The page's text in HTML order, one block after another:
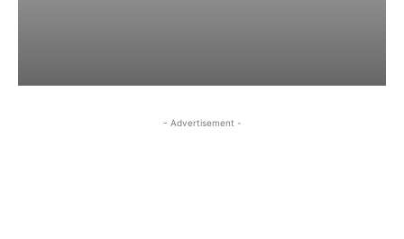
- Advertisement -